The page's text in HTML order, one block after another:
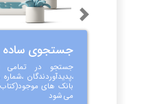
جستجوی ساده
جستجو در تمامی
،پدیدآوردندگان
بانک های موجود(کتاب
می شود
Next